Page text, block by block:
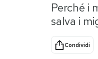
Consumismi
Storie/Idee
Ok Boomer!
Perché i
salva i
Condividi